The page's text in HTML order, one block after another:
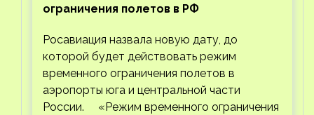
ограничения полетов в РФ
Росавиация назвала новую дату, до
которой будет действовать режим
временного ограничения полетов в
аэропорты юга и центральной части
России. «Режим временного ограничения